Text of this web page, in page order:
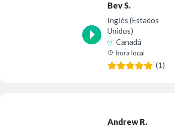
Bev S.
Inglés (Estados
Unidos)
Canadá
hora local
(1)
Andrew R.